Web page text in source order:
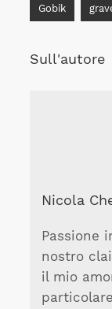
Gobik
Sull'autore
Nicola
Passione
nostro
il mio